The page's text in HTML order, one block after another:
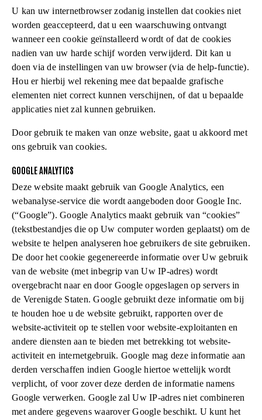
U kan uw internetbrowser zodanig instellen dat cookies niet
worden geaccepteerd, dat u een waarschuwing ontvangt
wanneer een cookie geïnstalleerd wordt of dat de cookies
nadien van uw harde schijf worden verwijderd. Dit kan u
doen via de instellingen van uw browser (via de help-functie).
Hou er hierbij wel rekening mee dat bepaalde grafische
elementen niet correct kunnen verschijnen, of dat u bepaalde
applicaties niet zal kunnen gebruiken.
Door gebruik te maken van onze website, gaat u akkoord met
ons gebruik van cookies.
GOOGLE ANALYTICS
Deze website maakt gebruik van Google Analytics, een
webanalyse-service die wordt aangeboden door Google Inc.
(“Google”). Google Analytics maakt gebruik van “cookies”
(tekstbestandjes die op Uw computer worden geplaatst) om de
website te helpen analyseren hoe gebruikers de site gebruiken.
De door het cookie gegenereerde informatie over Uw gebruik
van de website (met inbegrip van Uw IP-adres) wordt
overgebracht naar en door Google opgeslagen op servers in
de Verenigde Staten. Google gebruikt deze informatie om bij
te houden hoe u de website gebruikt, rapporten over de
website-activiteit op te stellen voor website-exploitanten en
andere diensten aan te bieden met betrekking tot website-
activiteit en internetgebruik. Google mag deze informatie aan
derden verschaffen indien Google hiertoe wettelijk wordt
verplicht, of voor zover deze derden de informatie namens
Google verwerken. Google zal Uw IP-adres niet combineren
met andere gegevens waarover Google beschikt. U kunt het